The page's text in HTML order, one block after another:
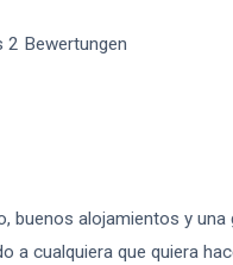
2 Bewertungen
buenos alojamientos y una
a cualquiera que quiera